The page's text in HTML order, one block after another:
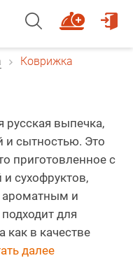
Коврижка
выпечка,
и сытностью. Это
приготовленное с
сухофруктов,
ароматным и
для
как в качестве
далее